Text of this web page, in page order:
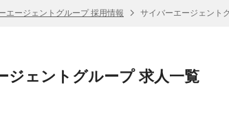
エージェントグループ 採用情報 サイバーエージェント
ジェントグループ 求人一覧